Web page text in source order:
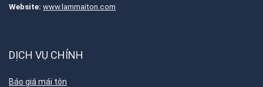
Website: www.lammaiton.com
DỊCH VỤ CHÍNH
Báo giá mái tôn